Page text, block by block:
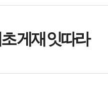
게재 잇따라